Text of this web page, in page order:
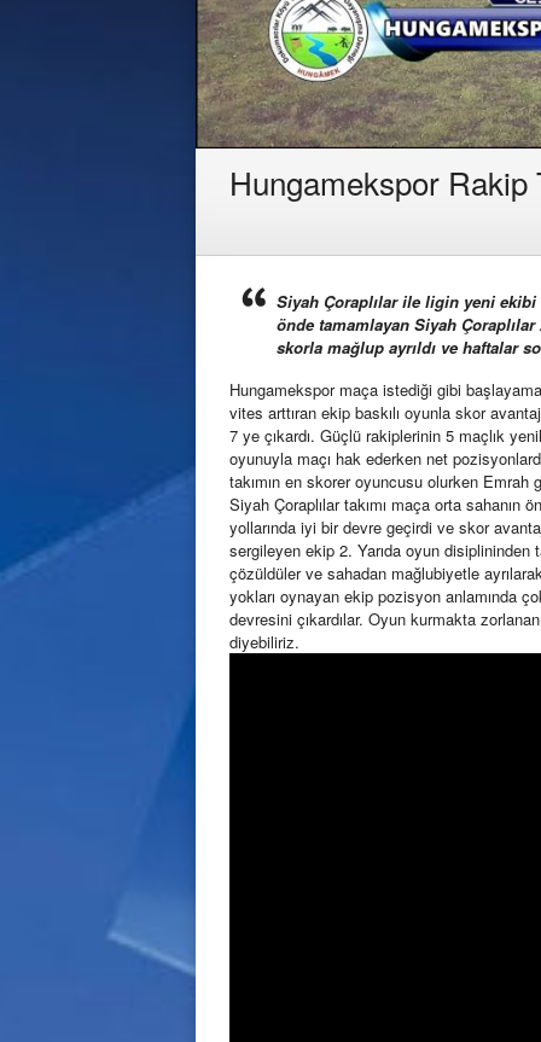
Hungamekspor Rakip
Siyah Çoraplılar ile ligin yeni ekibi
önde tamamlayan Siyah
skorla mağlup ayrıldı ve haftalar
Hungamekspor maça istediği gibi
vites arttıran ekip baskılı oyunla skor
7 ye çıkardı. Güçlü rakiplerinin 5 maçlık
oyunuyla maçı hak ederken net
takımın en skorer oyuncusu olurken
Siyah Çoraplılar takımı maça orta sahanın
yollarında iyi bir devre geçirdi ve skor
sergileyen ekip 2. Yarıda oyun
çözüldüler ve sahadan mağlubiyetle
yokları oynayan ekip pozisyon anlamında
devresini çıkardılar. Oyun kurmakta
diyebiliriz.